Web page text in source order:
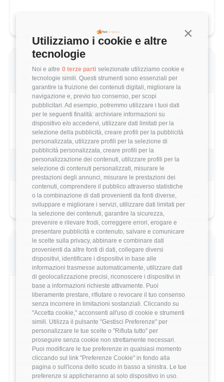
Continua
Utilizziamo i cookie e altre
tecnologie
Noi e altre 0 terze parti selezionate utilizziamo cookie e
tecnologie simili. Questi strumenti sono essenziali per
garantire la fruizione dei contenuti digitali, migliorare la
navigazione e, previo tuo consenso, per scopi
pubblicitari. Ad esempio, potremmo utilizzare i tuoi dati
per le seguenti finalità: archiviare informazioni su
dispositivo e/o accedervi, utilizzare dati limitati per la
selezione della pubblicità, creare profili per la pubblicità
personalizzata, utilizzare profili per la selezione di
pubblicità personalizzata, creare profili per la
personalizzazione dei contenuti, utilizzare profili per la
selezione di contenuti personalizzati, misurare le
prestazioni degli annunci, misurare le prestazioni dei
contenuti, comprendere il pubblico attraverso statistiche
o la combinazione di dati provenienti da fonti diverse,
sviluppare e migliorare i servizi, utilizzare dati limitati per
la selezione dei contenuti, garantire la sicurezza,
prevenire e rilevare frodi, correggere errori, erogare e
presentare pubblicità e contenuto, salvare e comunicare
le scelte sulla privacy, abbinare e combinare dati
provenienti da altre fonti di dati, collegare diversi
dispositivi, identificare i dispositivi in base alle
informazioni trasmesse automaticamente, utilizzare dati
di geolocalizzazione precisi, riconoscere i dispositivi in
base a informazioni richieste attivamente. Puoi
liberamente prestare, rifiutare o revocare il tuo consenso
senza incorrere in limitazioni sostanziali. Cliccando su
"Accetta cookie," acconsenti all'uso di cookie e strumenti
simili. Utilizza il pulsante "Gestisci Preferenze" per
personalizzare le tue scelte o "Rifiuta tutto" per
proseguire senza cookie non strettamente necessari.
Puoi modificare le tue preferenze in qualsiasi momento
cliccando sul link "Preferenze Cookie" in fondo alla
pagina o sull'icona dello scudo in basso a sinistra. Le tue
preferenze si applicheranno al solo dispositivo in uso.
Valutazione complessiva Treedom di
questo utente
4.0/5 Basato su 5 parametri di valutazione
Benefits & Compensi
Stock Options
Valutazione dettagliata Treedom di questo
utente
Work-Life Balance
Crescita Professionale
Stack Tecnologico
Benefits
Formazione